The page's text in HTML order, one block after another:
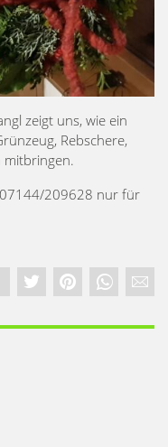
zeigt uns, wie ein
Rebschere,
mitbringen.
07144/209628 nur für